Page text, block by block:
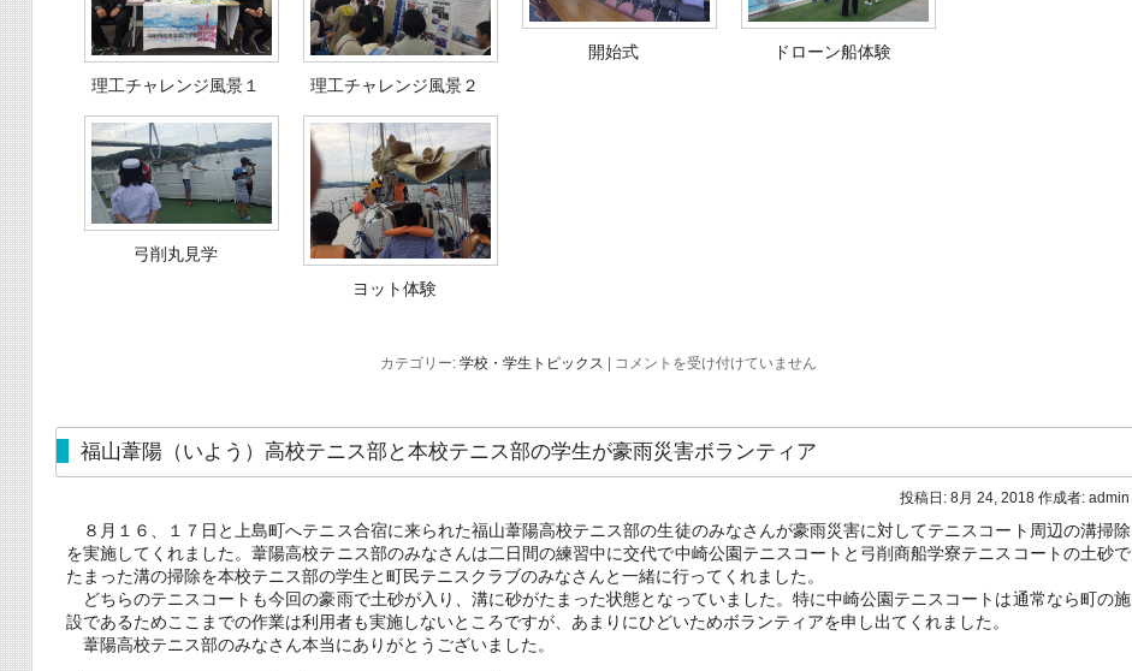
は
理工チャレンジ風景１ 理工チャレンジ風景２
開始式 ドローン船体験
弓削丸見学
ヨット体験
カテゴリー: 学校・学生トピックス
弓
の
工
チ
ャ
レ
ン
ジ
行
コメントを受け付けていません
福山葦陽（いよう）高校テニス部と本校テニス部の学生が豪雨災害ボランティア
投稿日: 8月 24, 2018 作成者: admin
８月１６、１７日と上島町へテニス合宿に来られた福山葦陽高校テニス部の生徒のみなさんが豪雨災害に対してテニスコート周辺の溝掃除
を実施してくれました。葦陽高校テニス部のみなさんは二日間の練習中に交代で中崎公園テニスコートと弓削商船学寮テニスコートの土砂で
たまった溝の掃除を本校テニス部の学生と町民テニスクラブのみなさんと一緒に行ってくれました。
どちらのテニスコートも今回の豪雨で土砂が入り、溝に砂がたまった状態となっていました。特に中崎公園テニスコートは通常なら町の施
設であるためここまでの作業は利用者も実施しないところですが、あまりにひどいためボランティアを申し出てくれました。
葦陽高校テニス部のみなさん本当にありがとうございました。